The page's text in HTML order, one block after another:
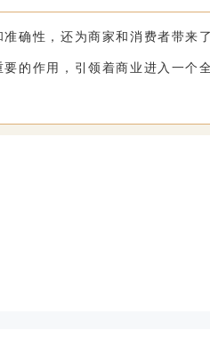
确性，还为商家和消费者带来
的作用，引领着商业进入一个